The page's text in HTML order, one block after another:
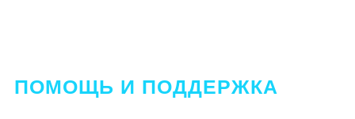
ПОМОЩЬ И ПОДДЕРЖКА